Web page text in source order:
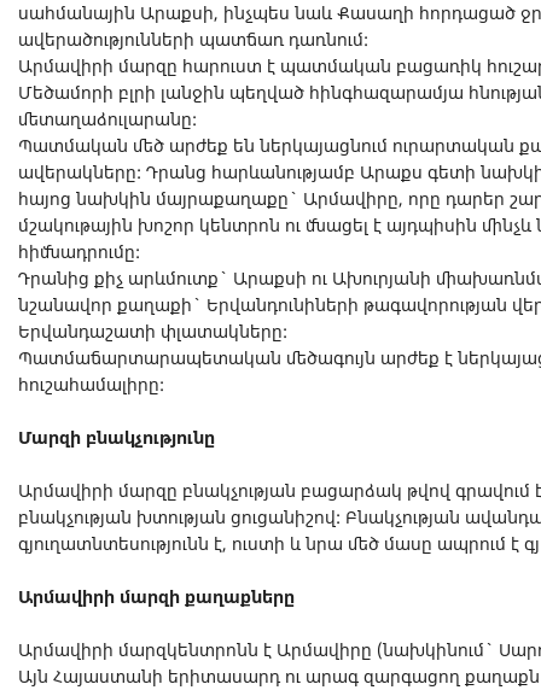
սահմանային Արաքսի, ինչպես նաև Քասաղի հորդացած
ավերածությունների պատճառ դառնում:
Արմավիրի մարզը հարուստ է պատմական բացառիկ
Մեծամորի բլրի լանջին պեղված հինգհազարամյա
մետաղաձուլարանը:
Պատմական մեծ արժեք են ներկայացնում ուրարտական
ավերակները: Դրանց հարևանությամբ Արաքս գետի
հայոց նախկին մայրաքաղաքը` Արմավիրը, որը դարեր
մշակութային խոշոր կենտրոն ու մնացել է այդպիսին
հիմնադրումը:
Դրանից քիչ արևմուտք` Արաքսի ու Ախուրյանի
նշանավոր քաղաքի` Երվանդունիների թագավորության
Երվանդաշատի փլատակները:
Պատմաճարտարապետական մեծագույն արժեք է
հուշահամալիրը:
Մարզի բնակչությունը
Արմավիրի մարզը բնակչության բացարձակ թվով գրավում
բնակչության խտության ցուցանիշով: Բնակչության
գյուղատնտեսությունն է, ուստի և նրա մեծ մասը ապրում է
Արմավիրի մարզի քաղաքները
Արմավիրի մարզկենտրոնն է Արմավիրը (նախկինում`
Այն Հայաստանի երիտասարդ ու արագ զարգացող